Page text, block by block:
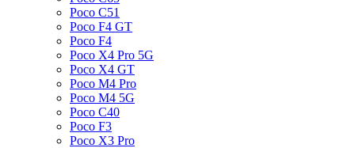
Poco C51
Poco F4 GT
Poco F4
Poco X4 Pro 5G
Poco X4 GT
Poco M4 Pro
Poco M4 5G
Poco C40
Poco F3
Poco X3 Pro